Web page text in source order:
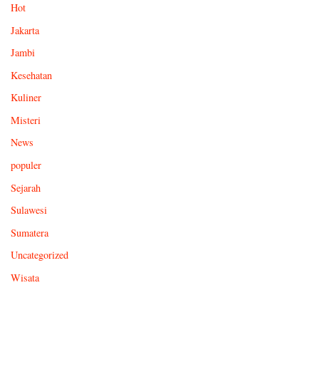
Hot
Jakarta
Jambi
Kesehatan
Kuliner
Misteri
News
populer
Sejarah
Sulawesi
Sumatera
Uncategorized
Wisata